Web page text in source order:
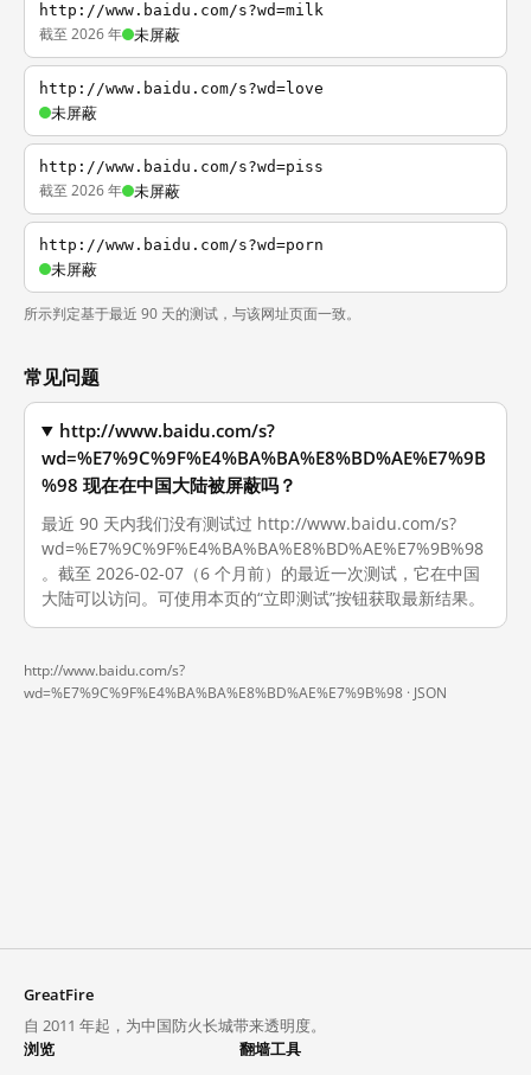
http://www.baidu.com/s?wd=milk
截至 2026 年 未屏蔽
http://www.baidu.com/s?wd=love
未屏蔽
http://www.baidu.com/s?wd=piss
截至 2026 年 未屏蔽
http://www.baidu.com/s?wd=porn
未屏蔽
所示判定基于最近 90 天的测试，与该网址页面一致。
常见问题
http://www.baidu.com/s?
wd=%E7%9C%9F%E4%BA%BA%E8%BD%AE%E7%9B
%98 现在在中国大陆被屏蔽吗？
最近 90 天内我们没有测试过 http://www.baidu.com/s?
wd=%E7%9C%9F%E4%BA%BA%E8%BD%AE%E7%9B%98
。截至 2026-02-07（6 个月前）的最近一次测试，它在中国
大陆可以访问。可使用本页的“立即测试”按钮获取最新结果。
http://www.baidu.com/s?
wd=%E7%9C%9F%E4%BA%BA%E8%BD%AE%E7%9B%98 · JSON
GreatFire
自 2011 年起，为中国防火长城带来透明度。
浏览
翻墙工具